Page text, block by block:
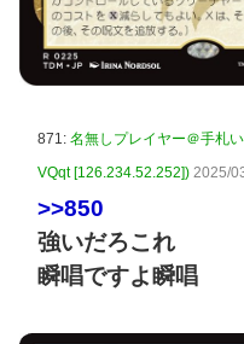
871: 名無しプレイヤー＠手札
VQqt [126.234.52.252]) 2025/
>>850
強いだろこれ
瞬唱ですよ瞬唱